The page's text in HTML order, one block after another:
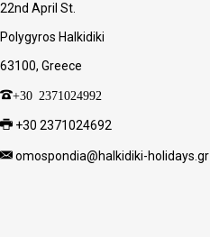
22nd April St.
Polygyros Halkidiki
63100, Greece
+30 2371024992
+30 2371024692
omospondia@halkidiki-holidays.gr